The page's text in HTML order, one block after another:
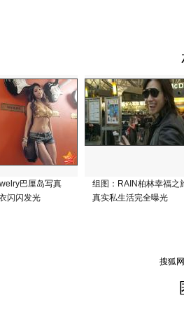
巴厘岛写真
闪闪发光
组图：RAIN柏林幸福之
真实私生活完全曝光